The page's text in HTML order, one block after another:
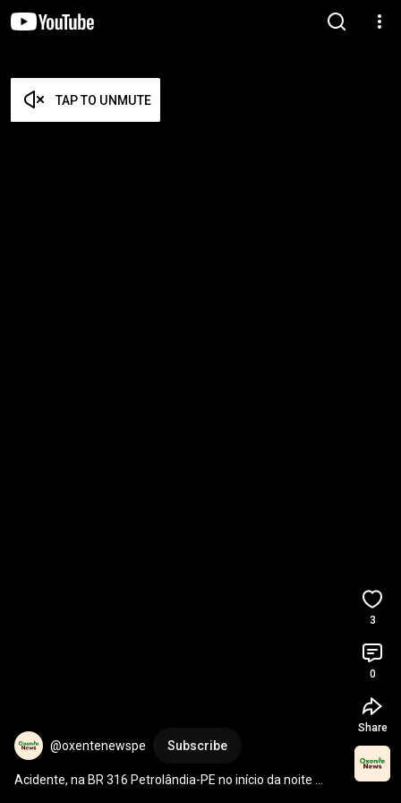
TAP TO UNMUTE
@oxentenewspe Subscribe
Acidente, na BR 316 Petrolândia-PE no início da noite
3
0
Share